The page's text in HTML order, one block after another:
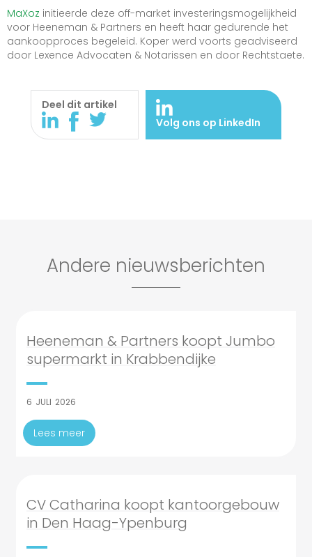
MaXoz initieerde deze off-market investeringsmogelijkheid
voor Heeneman & Partners en heeft haar gedurende het
aankoopproces begeleid. Koper werd voorts geadviseerd
door Lexence Advocaten & Notarissen en door Rechtstaete.
Deel dit artikel
Volg ons op LinkedIn
Andere nieuwsberichten
Heeneman & Partners koopt Jumbo
supermarkt in Krabbendijke
6 JULI 2026
Lees meer
CV Catharina koopt kantoorgebouw
in Den Haag-Ypenburg